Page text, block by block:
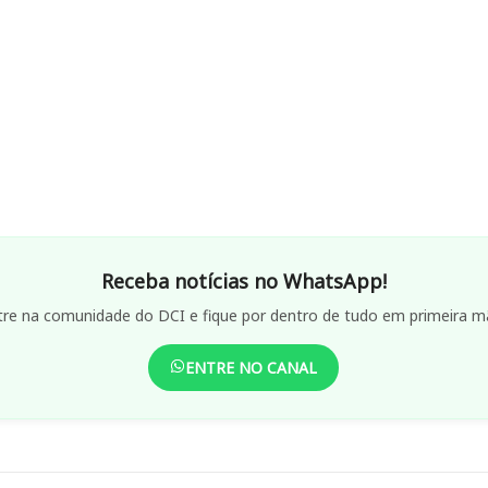
Receba notícias no WhatsApp!
na comunidade do DCI e fique por dentro de tudo em primeira
ENTRE NO CANAL